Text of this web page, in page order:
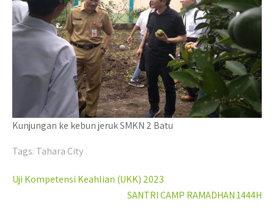
Kunjungan ke kebun jeruk SMKN 2 Batu
Tags: Tahara City
Post
Uji Kompetensi Keahlian (UKK) 2023
SANTRI CAMP RAMADHAN 1444H